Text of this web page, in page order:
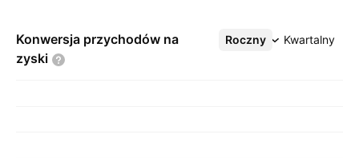
Konwersja przychodów na
zyski
Roczny Kwartalny
Więcej